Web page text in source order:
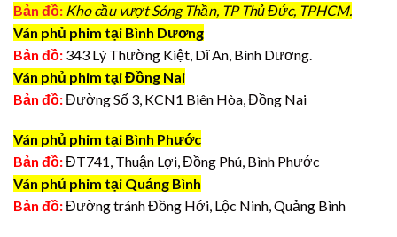
Bản đồ: Kho cầu vượt Sóng Thần, TP Thủ Đức, TPHCM.
Ván phủ phim tại Bình Dương
Bản đồ: 343 Lý Thường Kiệt, Dĩ An, Bình Dương.
Ván phủ phim tại Đồng Nai
Bản đồ:Đường Số 3, KCN1 Biên Hòa, Đồng Nai
Ván phủ phim tại Bình Phước
Bản đồ:ĐT741, Thuận Lợi, Đồng Phú, Bình Phước
Ván phủ phim tại Quảng Bình
Bản đồ:Đường tránh Đồng Hới, Lộc Ninh, Quảng Bình